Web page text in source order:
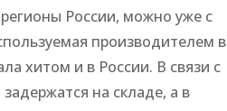
России, можно уже с
производителем в
хитом и в России. В связи с
на складе, а в